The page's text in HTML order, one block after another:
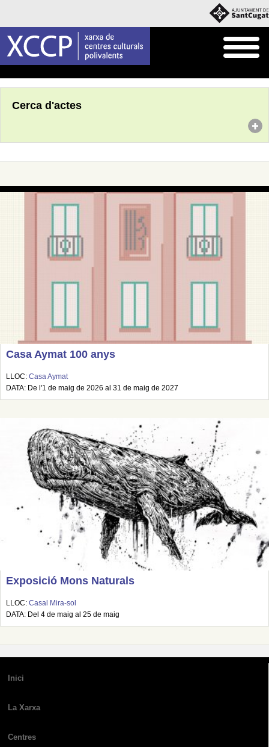
Cerca d'actes
Casa Aymat 100 anys
LLOC: Casa Aymat
DATA: De l'1 de maig de 2026 al 31 de maig de 2027
Exposició Mons Naturals
LLOC: Casal Mira-sol
DATA: Del 4 de maig al 25 de maig
Inici
La Xarxa
Centres